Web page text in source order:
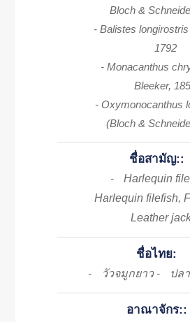
Bloch &
- Balistes
1792
- Monacanthus
Bleeker,
- Oxymonocanthus
(Bloch &
ชื่อสามัญ::
- Harlequin
Harlequin filefish,
Leather
ชื่อไทย:
- วัวจมูกยาว - ปล
อาณาจักร::